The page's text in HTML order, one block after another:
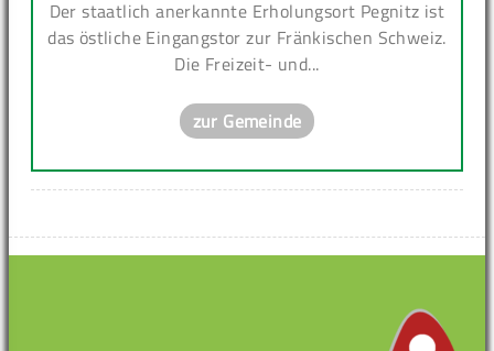
Der staatlich anerkannte Erholungsort Pegnitz ist
das östliche Eingangstor zur Fränkischen Schweiz.
Die Freizeit- und...
zur Gemeinde